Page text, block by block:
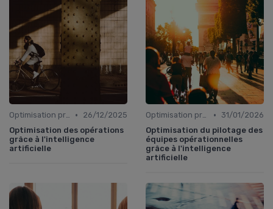
Optimisation processus •
26/12/2025
Optimisation des opérations
grâce à l'intelligence
artificielle
Optimisation processus •
31/01/2026
Optimisation du pilotage des
équipes opérationnelles
grâce à l'intelligence
artificielle